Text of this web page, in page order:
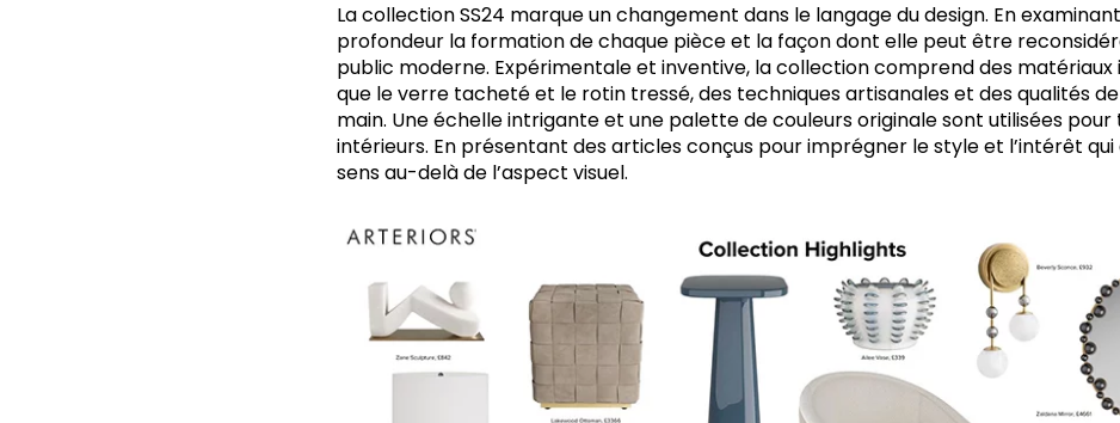
La collection SS24 marque un changement dans le langage du design. En
profondeur la formation de chaque pièce et la façon dont elle peut être
public moderne. Expérimentale et inventive, la collection comprend des matériaux
que le verre tacheté et le rotin tressé, des techniques artisanales et des qualités
main. Une échelle intrigante et une palette de couleurs originale sont utilisées
intérieurs. En présentant des articles conçus pour imprégner le style et l’intérêt
sens au-delà de l’aspect visuel.